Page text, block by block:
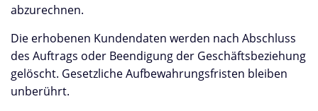
abzurechnen.
Die erhobenen Kundendaten werden nach Abschluss
des Auftrags oder Beendigung der Geschäftsbeziehung
gelöscht. Gesetzliche Aufbewahrungsfristen bleiben
unberührt.